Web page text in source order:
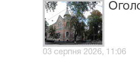
03 серпня 2026, 11:06